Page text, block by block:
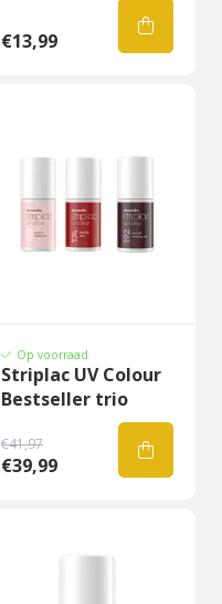
€13,99
Op voorraad
Striplac UV Colour
Bestseller trio
€41,97
€39,99